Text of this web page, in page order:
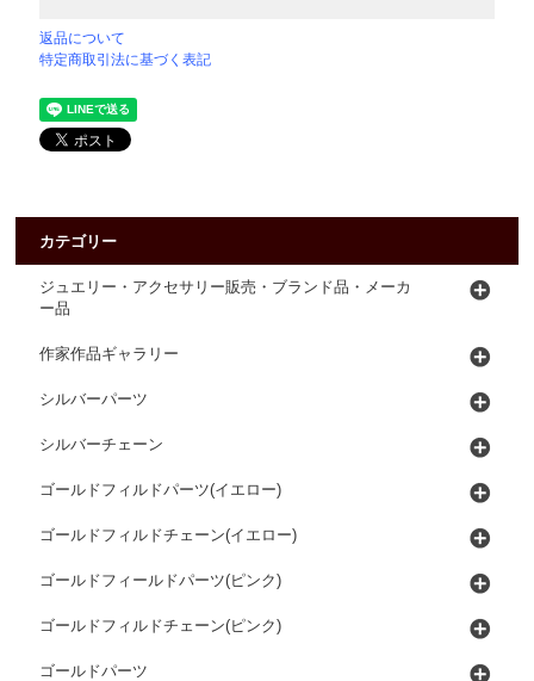
返品について
特定商取引法に基づく表記
カテゴリー
ジュエリー・アクセサリー販売・ブランド品・メーカ
ー品
作家作品ギャラリー
シルバーパーツ
シルバーチェーン
ゴールドフィルドパーツ(イエロー)
ゴールドフィルドチェーン(イエロー)
ゴールドフィールドパーツ(ピンク)
ゴールドフィルドチェーン(ピンク)
ゴールドパーツ